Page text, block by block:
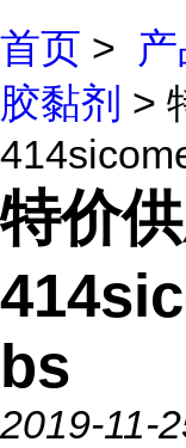
首页 >
胶黏剂 >
特价
bs
2019-11-